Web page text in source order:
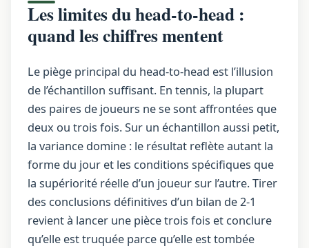
Les limites du head-to-head :
quand les chiffres mentent
Le piège principal du head-to-head est l’illusion
de l’échantillon suffisant. En tennis, la plupart
des paires de joueurs ne se sont affrontées que
deux ou trois fois. Sur un échantillon aussi petit,
la variance domine : le résultat reflète autant la
forme du jour et les conditions spécifiques que
la supériorité réelle d’un joueur sur l’autre. Tirer
des conclusions définitives d’un bilan de 2-1
revient à lancer une pièce trois fois et conclure
qu’elle est truquée parce qu’elle est tombée